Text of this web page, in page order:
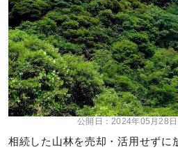
公開日：2024年05月28日
相続した山林を売却・活用せずに